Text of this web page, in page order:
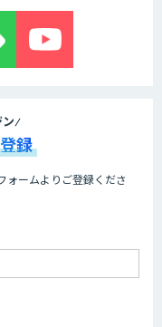
録
ォームよりご登録くださ